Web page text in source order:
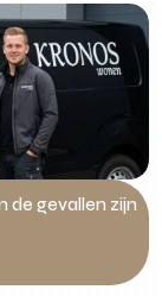
de gevallen zijn